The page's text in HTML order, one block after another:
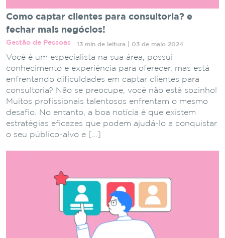
Como captar clientes para consultoria? e
fechar mais negócios!
Gestão de Pessoas 13 min de leitura | 03 de maio 2024
Você é um especialista na sua área, possui
conhecimento e experiência para oferecer, mas está
enfrentando dificuldades em captar clientes para
consultoria? Não se preocupe, você não está sozinho!
Muitos profissionais talentosos enfrentam o mesmo
desafio. No entanto, a boa notícia é que existem
estratégias eficazes que podem ajudá-lo a conquistar
o seu público-alvo e […]